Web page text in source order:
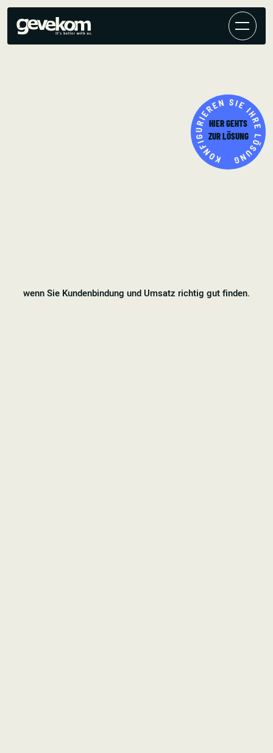
KEIN MUSS,
wenn Sie Kundenbindung und Umsatz richtig gut finden.
HIER GEHTS
ZUR LÖSUNG